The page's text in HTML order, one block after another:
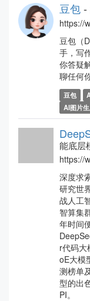
豆包-
https://
豆包（
手，写
你答疑
聊任何
豆包
AI图片
能底层
https://
深度求
研究世
战人工
智算集
年时间
r代码大
oE大模
测榜单
型的出
PI。